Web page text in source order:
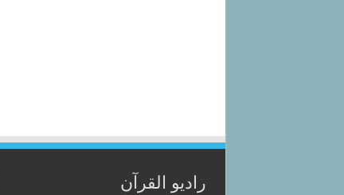
راديو القرآن